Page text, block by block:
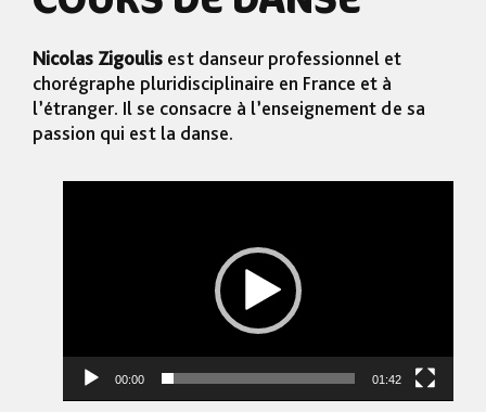
Nicolas Zigoulis est danseur professionnel et
chorégraphe pluridisciplinaire en France et à
l’étranger. Il se consacre à l’enseignement de sa
passion qui est la danse.
00:00 01:42